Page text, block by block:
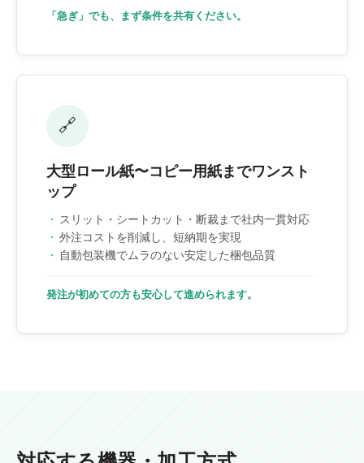
「急ぎ」でも、まず条件を共有ください。
🔗
大型ロール紙〜コピー用紙までワンスト
ップ
スリット・シートカット・断裁まで社内一貫対応
外注コストを削減し、短納期を実現
自動包装機でムラのない安定した梱包品質
発注が初めての方も安心して進められます。